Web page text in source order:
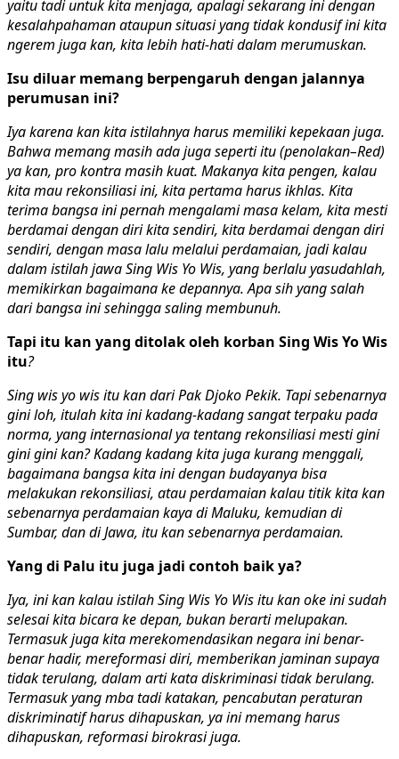
yaitu tadi untuk kita menjaga, apalagi sekarang ini dengan
kesalahpahaman ataupun situasi yang tidak kondusif ini kita
ngerem juga kan, kita lebih hati-hati dalam merumuskan.
Isu diluar memang berpengaruh dengan jalannya
perumusan ini?
Iya karena kan kita istilahnya harus memiliki kepekaan juga.
Bahwa memang masih ada juga seperti itu (penolakan–Red)
ya kan, pro kontra masih kuat. Makanya kita pengen, kalau
kita mau rekonsiliasi ini, kita pertama harus ikhlas. Kita
terima bangsa ini pernah mengalami masa kelam, kita mesti
berdamai dengan diri kita sendiri, kita berdamai dengan diri
sendiri, dengan masa lalu melalui perdamaian, jadi kalau
dalam istilah jawa Sing Wis Yo Wis, yang berlalu yasudahlah,
memikirkan bagaimana ke depannya. Apa sih yang salah
dari bangsa ini sehingga saling membunuh.
Tapi itu kan yang ditolak oleh korban Sing Wis Yo Wis
itu?
Sing wis yo wis itu kan dari Pak Djoko Pekik. Tapi sebenarnya
gini loh, itulah kita ini kadang-kadang sangat terpaku pada
norma, yang internasional ya tentang rekonsiliasi mesti gini
gini gini kan? Kadang kadang kita juga kurang menggali,
bagaimana bangsa kita ini dengan budayanya bisa
melakukan rekonsiliasi, atau perdamaian kalau titik kita kan
sebenarnya perdamaian kaya di Maluku, kemudian di
Sumbar, dan di Jawa, itu kan sebenarnya perdamaian.
Yang di Palu itu juga jadi contoh baik ya?
Iya, ini kan kalau istilah Sing Wis Yo Wis itu kan oke ini sudah
selesai kita bicara ke depan, bukan berarti melupakan.
Termasuk juga kita merekomendasikan negara ini benar-
benar hadir, mereformasi diri, memberikan jaminan supaya
tidak terulang, dalam arti kata diskriminasi tidak berulang.
Termasuk yang mba tadi katakan, pencabutan peraturan
diskriminatif harus dihapuskan, ya ini memang harus
dihapuskan, reformasi birokrasi juga.